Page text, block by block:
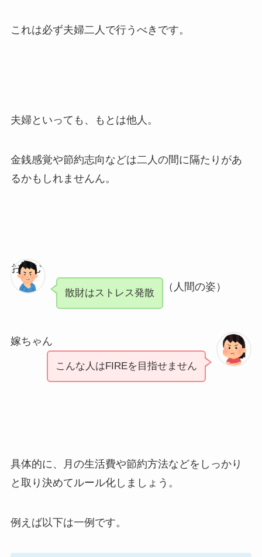
これは必ず夫婦二人で行うべきです。
夫婦といっても、もとは他人。
金銭感覚や節約志向などは二人の間に隔たりがあ
るかもしれませんん。
おさむ
（人間の姿）
散財はストレス発散
嫁ちゃん
こんな人はFIREを目指せません
具体的に、月の生活費や節約方法などをしっかり
と取り決めてルール化しましょう。
例えば以下は一例です。